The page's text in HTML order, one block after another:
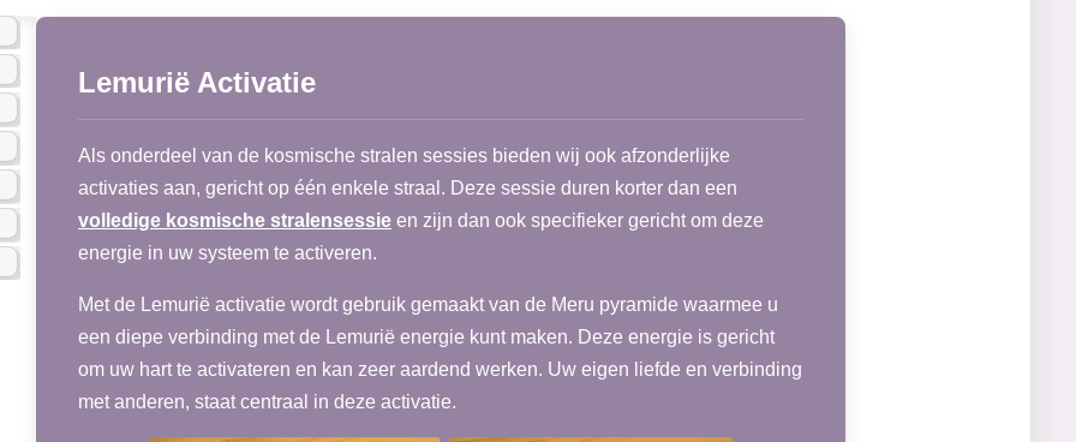
Lemurië Activatie
Als onderdeel van de kosmische stralen sessies bieden wij ook afzonderlijke
activaties aan, gericht op één enkele straal. Deze sessie duren korter dan een
volledige kosmische stralensessie en zijn dan ook specifieker gericht om deze
energie in uw systeem te activeren.
Met de Lemurië activatie wordt gebruik gemaakt van de Meru pyramide waarmee u
een diepe verbinding met de Lemurië energie kunt maken. Deze energie is gericht
om uw hart te activateren en kan zeer aardend werken. Uw eigen liefde en verbinding
met anderen, staat centraal in deze activatie.